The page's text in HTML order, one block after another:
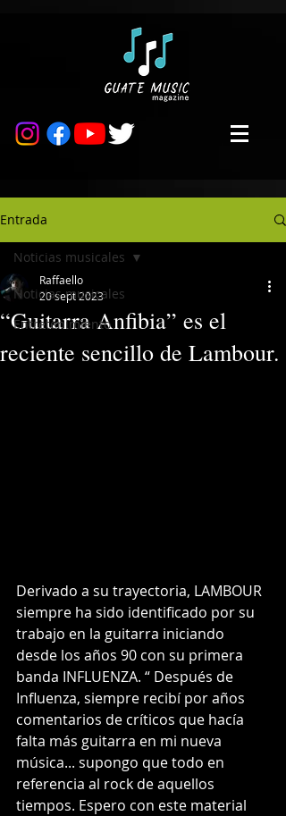
Entrada
Noticias musicales
Entretenimiento
Noticias musicales
“Guitarra Anfibia” es el
reciente sencillo de Lambour.
Raffaello
20 sept 2023
Derivado a su trayectoria, LAMBOUR
siempre ha sido identificado por su
trabajo en la guitarra iniciando
desde los años 90 con su primera
banda INFLUENZA. “ Después de
Influenza, siempre recibí por años
comentarios de críticos que hacía
falta más guitarra en mi nueva
música... supongo que todo en
referencia al rock de aquellos
tiempos. Espero con este material